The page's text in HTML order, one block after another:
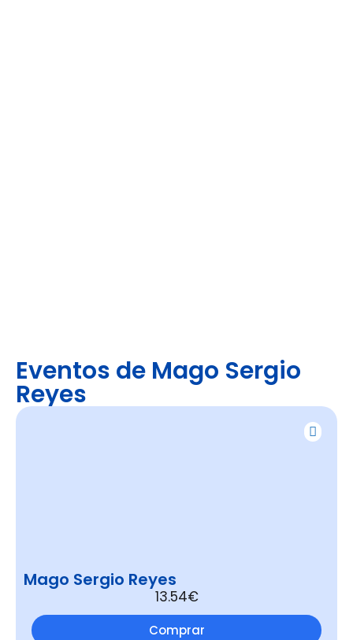
Eventos de Mago Sergio
Reyes
Mago Sergio Reyes
13.54€
Comprar